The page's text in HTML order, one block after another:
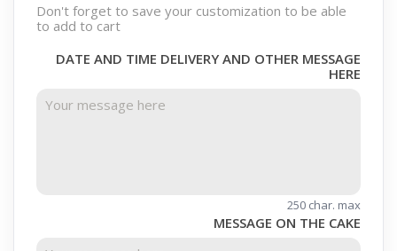
Don't forget to save your customization to be able
to add to cart
DATE AND TIME DELIVERY AND OTHER MESSAGE
HERE
250 char. max
MESSAGE ON THE CAKE